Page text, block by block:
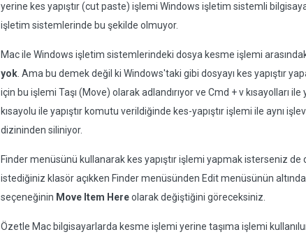
yerine kes yapıştır (cut paste) işlemi Windows işletim sistemli
işletim sistemlerinde bu şekilde olmuyor.
Mac ile Windows işletim sistemlerindeki dosya kesme işlemi
yok . Ama bu demek değil ki Windows'taki gibi dosyayı kes yapıştır
için bu işlemi Taşı (Move) olarak adlandırıyor ve Cmd + v kısayolları ile
kısayolu ile yapıştır komutu verildiğinde kes-yapıştır işlemi ile aynı
dizininden siliniyor.
Finder menüsünü kullanarak kes yapıştır işlemi yapmak isterseniz de
istediğiniz klasör açıkken Finder menüsünden Edit menüsünün
seçeneğinin Move Item Hereolarak değiştiğini göreceksiniz.
Özetle Mac bilgisayarlarda kesme işlemi yerine taşıma işlemi